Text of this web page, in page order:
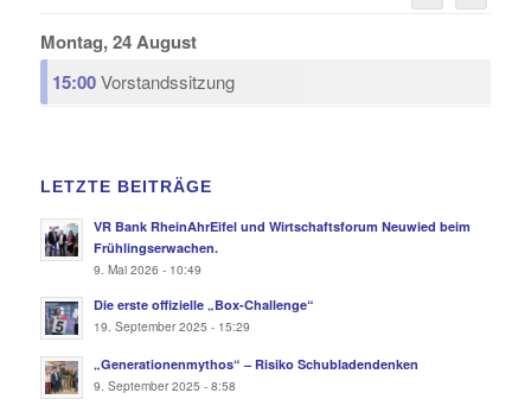
Montag, 24 August
15:00Vorstandssitzung
LETZTE BEITRÄGE
VR Bank RheinAhrEifel und Wirtschaftsforum Neuwied beim
Frühlingserwachen.
9. Mai 2026 - 10:49
Die erste offizielle „Box-Challenge“
19. September 2025 - 15:29
„Generationenmythos“ – Risiko Schubladendenken
9. September 2025 - 8:58